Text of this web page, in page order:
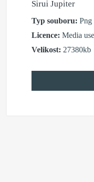
Sirui Jupiter
Typ souboru: Png
Licence: Media use
Velikost: 27380kb